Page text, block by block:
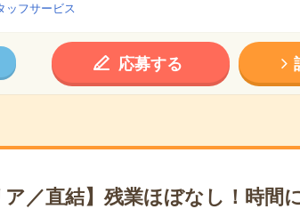
ッフサービス
応募する
ア／直結】残業ほぼなし！時間